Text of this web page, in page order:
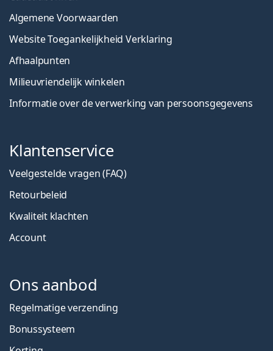
Algemene Voorwaarden
Website Toegankelijkheid Verklaring
Afhaalpunten
Milieuvriendelijk winkelen
Informatie over de verwerking van persoonsgegevens
Klantenservice
Veelgestelde vragen (FAQ)
Retourbeleid
Kwaliteit klachten
Account
Ons aanbod
Regelmatige verzending
Bonussysteem